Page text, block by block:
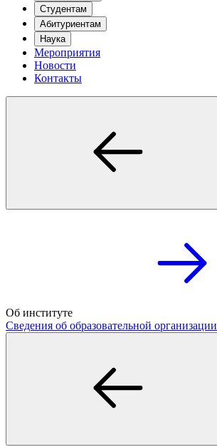
Студентам
Абитуриентам
Наука
Мероприятия
Новости
Контакты
Об институте
Сведения об образовательной организации